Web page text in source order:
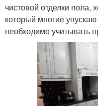
чистовой отделки пола,
который многие
необходимо учитывать